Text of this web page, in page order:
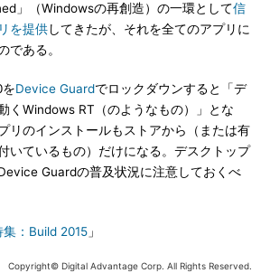
」（Windowsの再創造）の一環として信
を提供してきたが、それを全てのアプリに
である。
Device Guardでロックダウンすると「デ
くWindows RT（のようなもの）」とな
リのインストールもストアから（または有
いているもの）だけになる。デスクトップ
Guardの普及状況に注意しておくべ
集：Build 2015 」
Copyright© Digital Advantage Corp. All Rights Reserved.